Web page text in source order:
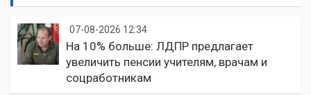
07-08-2026 12:34
На 10% больше: ЛДПР предлагает
увеличить пенсии учителям, врачам и
соцработникам